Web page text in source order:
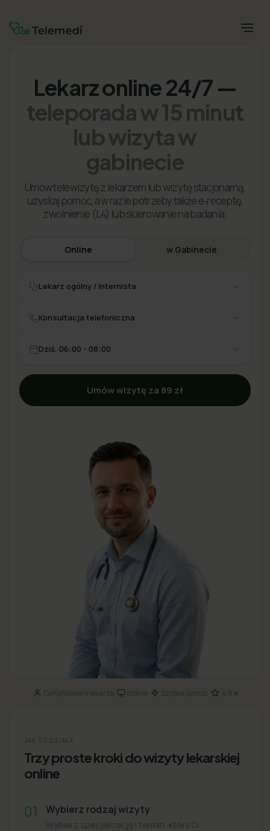
Lekarz online 24/7 —
teleporada w 15 minut
lub wizyta w
gabinecie
Umów telewizytę z lekarzem lub wizytę stacjonarną,
uzyskaj pomoc, a w razie potrzeby także e‑receptę,
zwolnienie (L4) lub skierowanie na badania.
Online w Gabinecie
Lekarz ogólny / internista
Konsultacja telefoniczna
Dziś, 06:00 - 08:00
Umów wizytę za 89 zł
Certyfikowani lekarze· online· Szybka pomoc 4.8★
JAK TO DZIAŁA
Trzy proste kroki do wizyty lekarskiej
online
01 Wybierz rodzaj wizyty
Wybierz specjalizację i termin, który Ci